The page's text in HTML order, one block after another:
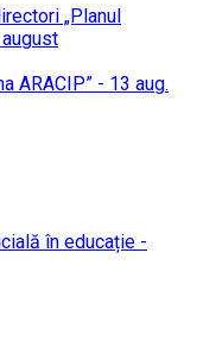
„Planul
ARACIP” - 13 aug.
în educație -